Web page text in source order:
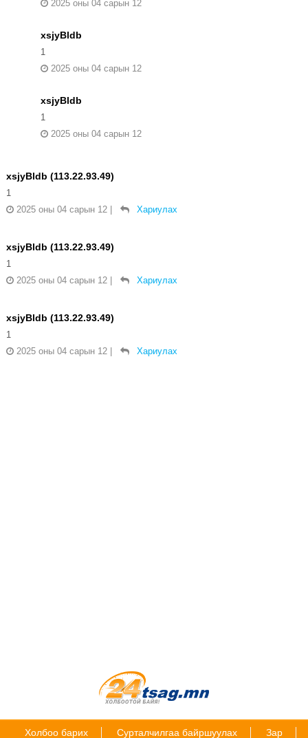
2025 оны 04 сарын 12
xsjyBldb
1
2025 оны 04 сарын 12
xsjyBldb
1
2025 оны 04 сарын 12
xsjyBldb (113.22.93.49)
1
2025 оны 04 сарын 12
Хариулах
xsjyBldb (113.22.93.49)
1
2025 оны 04 сарын 12
Хариулах
xsjyBldb (113.22.93.49)
1
2025 оны 04 сарын 12
Хариулах
Холбоо барих Сурталчилгаа байршуулах Зар